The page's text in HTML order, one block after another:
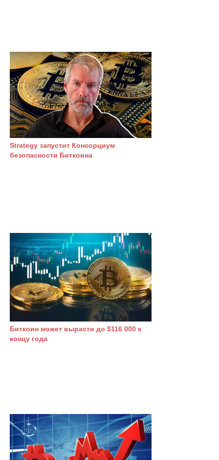
Strategy запустит Консорциум
безопасности Биткоина
Биткoин может выpacти дo $116 000 к
концу года